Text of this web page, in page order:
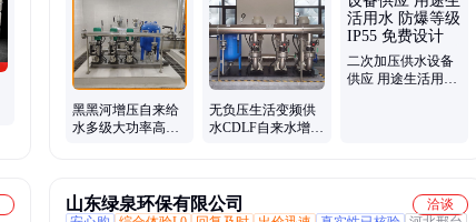
黑黑河增压自来给
水多级大功率高扬
无负压生活变频供
水CDLF自来水增压
二次加压供水设备
供应 用途生活用水
山东绿泉环保有限公司
洽谈